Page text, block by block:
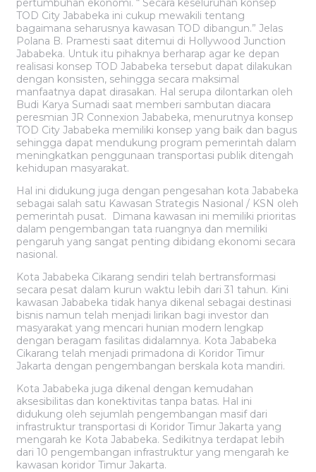
pertumbuhan ekonomi. “ Secara keseluruhan konsep
TOD City Jababeka ini cukup mewakili tentang
bagaimana seharusnya kawasan TOD dibangun.” Jelas
Polana B. Pramesti saat ditemui di Hollywood Junction
Jababeka. Untuk itu pihaknya berharap agar ke depan
realisasi konsep TOD Jababeka tersebut dapat dilakukan
dengan konsisten, sehingga secara maksimal
manfaatnya dapat dirasakan. Hal serupa dilontarkan oleh
Budi Karya Sumadi saat memberi sambutan diacara
peresmian JR Connexion Jababeka, menurutnya konsep
TOD City Jababeka memiliki konsep yang baik dan bagus
sehingga dapat mendukung program pemerintah dalam
meningkatkan penggunaan transportasi publik ditengah
kehidupan masyarakat.
Hal ini didukung juga dengan pengesahan kota Jababeka
sebagai salah satu Kawasan Strategis Nasional / KSN oleh
pemerintah pusat. Dimana kawasan ini memiliki prioritas
dalam pengembangan tata ruangnya dan memiliki
pengaruh yang sangat penting dibidang ekonomi secara
nasional.
Kota Jababeka Cikarang sendiri telah bertransformasi
secara pesat dalam kurun waktu lebih dari 31 tahun. Kini
kawasan Jababeka tidak hanya dikenal sebagai destinasi
bisnis namun telah menjadi lirikan bagi investor dan
masyarakat yang mencari hunian modern lengkap
dengan beragam fasilitas didalamnya. Kota Jababeka
Cikarang telah menjadi primadona di Koridor Timur
Jakarta dengan pengembangan berskala kota mandiri.
Kota Jababeka juga dikenal dengan kemudahan
aksesibilitas dan konektivitas tanpa batas. Hal ini
didukung oleh sejumlah pengembangan masif dari
infrastruktur transportasi di Koridor Timur Jakarta yang
mengarah ke Kota Jababeka. Sedikitnya terdapat lebih
dari 10 pengembangan infrastruktur yang mengarah ke
kawasan koridor Timur Jakarta.